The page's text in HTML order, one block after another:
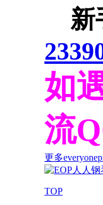
新
如
流
更多
TOP